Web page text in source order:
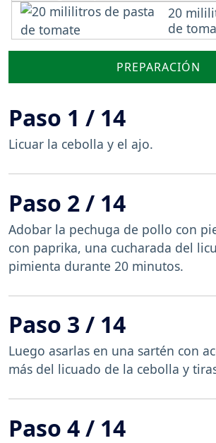
20
de
PREPARACIÓN
Paso 1 / 14
Licuar la cebolla y el ajo.
Paso 2 / 14
Adobar la pechuga de pollo con
con paprika, una cucharada del
pimienta durante 20 minutos.
Paso 3 / 14
Luego asarlas en una sartén con
más del licuado de la cebolla y
Paso 4 / 14